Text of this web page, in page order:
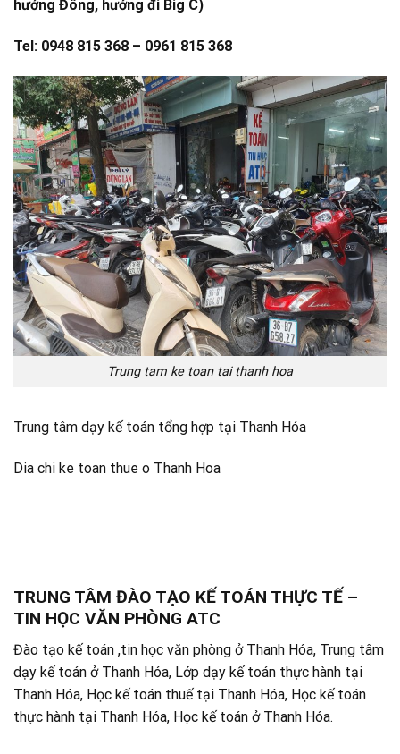
hướng Đông, hướng đi Big C)
Tel: 0948 815 368 – 0961 815 368
Trung tam ke toan tai thanh hoa
Trung tâm dạy kế toán tổng hợp tại Thanh Hóa
Dia chi ke toan thue o Thanh Hoa
TRUNG TÂM ĐÀO TẠO KẾ TOÁN THỰC TẾ –
TIN HỌC VĂN PHÒNG ATC
Đào tạo kế toán ,tin học văn phòng ở Thanh Hóa, Trung tâm
dạy kế toán ở Thanh Hóa, Lớp dạy kế toán thực hành tại
Thanh Hóa, Học kế toán thuế tại Thanh Hóa, Học kế toán
thực hành tại Thanh Hóa, Học kế toán ở Thanh Hóa.